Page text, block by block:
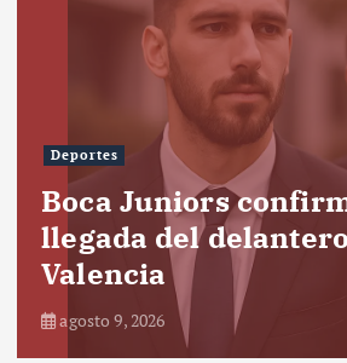
Deportes
Boca Juniors
llegada del
Valencia
agosto 9, 2026